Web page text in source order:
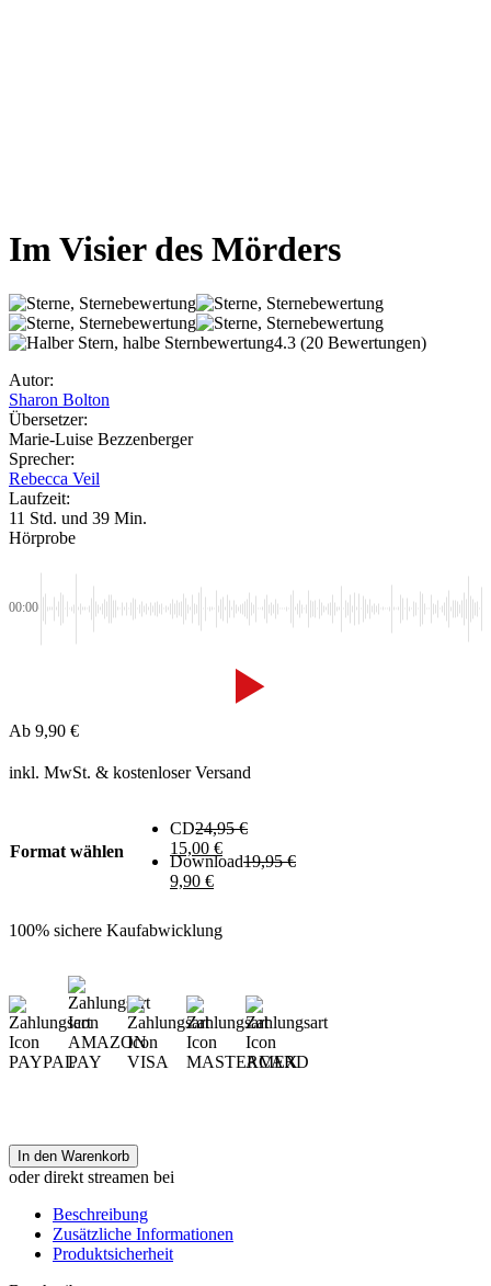
Im Visier des Mörders
4.3 (20 Bewertungen)
Autor:
Sharon Bolton
Übersetzer:
Marie-Luise Bezzenberger
Sprecher:
Rebecca Veil
Laufzeit:
11 Std. und 39 Min.
Hörprobe
00:00
Ab 9,90 €
inkl. MwSt. & kostenloser Versand
Format wählen
CD24,95€
15,00 €
Download19,95€
9,90 €
100% sichere Kaufabwicklung
In den Warenkorb
oder direkt streamen bei
Beschreibung
Zusätzliche Informationen
Produktsicherheit